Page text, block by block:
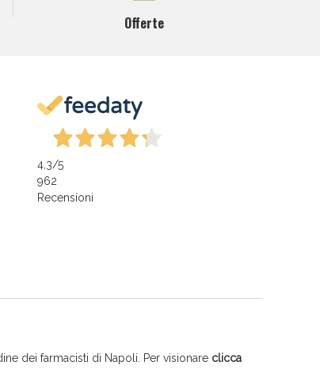
Offerte
4,3/5
962
Recensioni
dei farmacisti di Napoli. Per visionare clicca